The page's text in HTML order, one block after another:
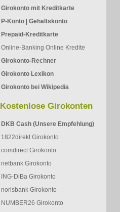
Girokonto mit Kreditkarte
P-Konto| Gehaltskonto
Prepaid-Kreditkarte
Online-Banking Online Kredite
Girokonto-Rechner
Girokonto Lexikon
Girokonto bei Wikipedia
Kostenlose Girokonten
DKB Cash (Unsere Empfehlung)
1822direkt Girokonto
comdirect Girokonto
netbank Girokonto
ING-DiBa Girokonto
norisbank Girokonto
NUMBER26 Girokonto